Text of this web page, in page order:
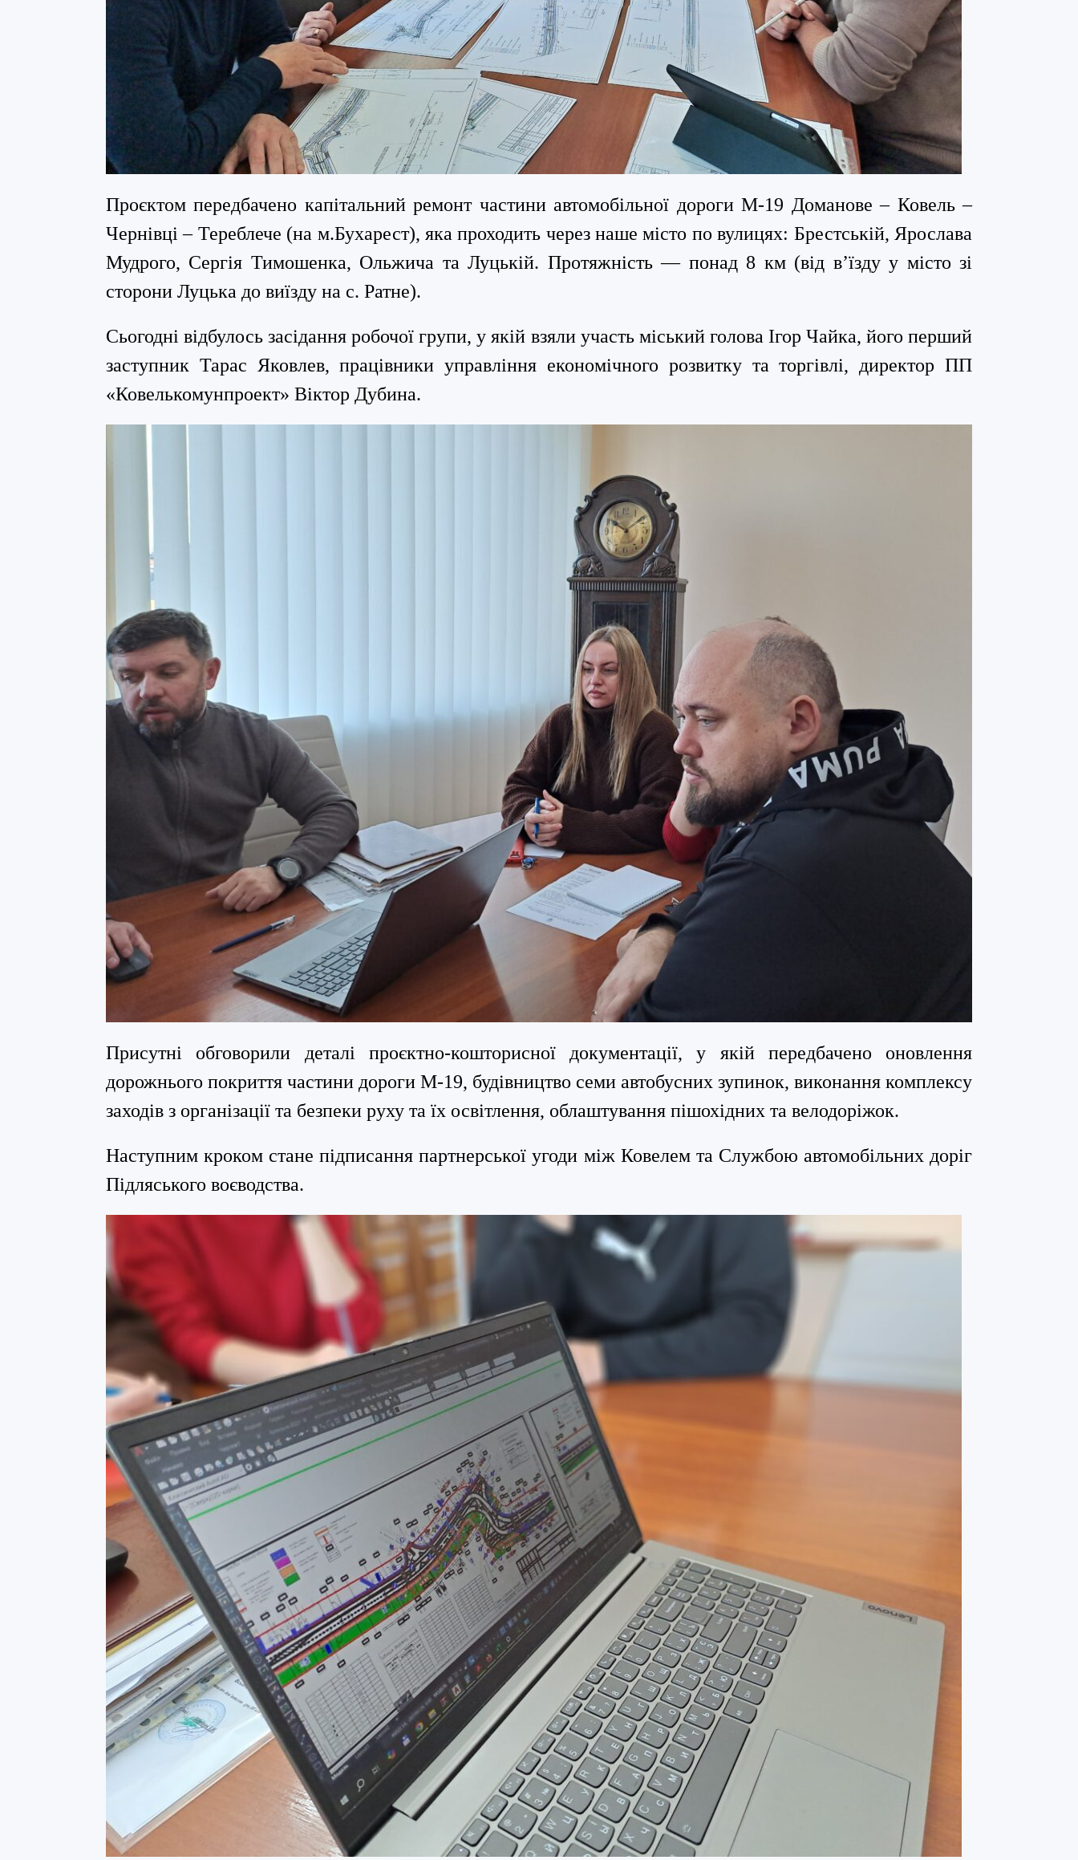
Проєктом передбачено капітальний ремонт частини автомобільної дороги М-19 Доманове – Ковель –
Чернівці – Тереблече (на м.Бухарест), яка проходить через наше місто по вулицях: Брестській, Ярослава
Мудрого, Сергія Тимошенка, Ольжича та Луцькій. Протяжність — понад 8 км (від в’їзду у місто зі
сторони Луцька до виїзду на с. Ратне).
Сьогодні відбулось засідання робочої групи, у якій взяли участь міський голова Ігор Чайка, його перший
заступник Тарас Яковлев, працівники управління економічного розвитку та торгівлі, директор ПП
«Ковелькомунпроект» Віктор Дубина.
Присутні обговорили деталі проєктно-кошторисної документації, у якій передбачено оновлення
дорожнього покриття частини дороги М-19, будівництво семи автобусних зупинок, виконання комплексу
заходів з організації та безпеки руху та їх освітлення, облаштування пішохідних та велодоріжок.
Наступним кроком стане підписання партнерської угоди між Ковелем та Службою автомобільних доріг
Підляського воєводства.